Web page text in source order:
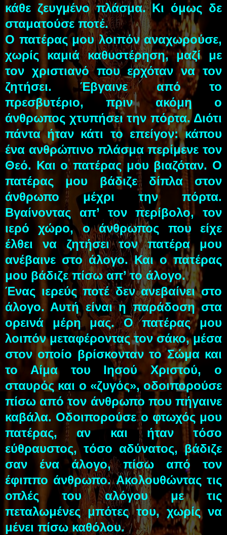
κάθε ζευγμένο πλάσμα. Κι όμως δε
σταματούσε ποτέ.
Ο πατέρας μου λοιπόν αναχωρούσε,
χωρίς καμιά καθυστέρηση, μαζί με
τον χριστιανό που ερχόταν να τον
ζητήσει. Έβγαινε από το
πρεσβυτέριο, πριν ακόμη ο
άνθρωπος χτυπήσει την πόρτα. Διότι
πάντα ήταν κάτι το επείγον: κάπου
ένα ανθρώπινο πλάσμα περίμενε τον
Θεό. Και ο πατέρας μου βιαζόταν. Ο
πατέρας μου βάδιζε δίπλα στον
άνθρωπο μέχρι την πόρτα.
Βγαίνοντας απ’ τον περίβολο, τον
ιερό χώρο, ο άνθρωπος που είχε
έλθει να ζητήσει τον πατέρα μου
ανέβαινε στο άλογο. Και ο πατέρας
μου βάδιζε πίσω απ’ το άλογο.
Ένας ιερεύς ποτέ δεν ανεβαίνει στο
άλογο. Αυτή είναι η παράδοση στα
ορεινά μέρη μας. Ο πατέρας μου
λοιπόν μεταφέροντας τον σάκο, μέσα
στον οποίο βρίσκονταν το Σώμα και
το Αίμα του Ιησού Χριστού, ο
σταυρός και ο «ζυγός», οδοιπορούσε
πίσω από τον άνθρωπο που πήγαινε
καβάλα. Οδοιπορούσε ο φτωχός μου
πατέρας, αν και ήταν τόσο
εύθραυστος, τόσο αδύνατος, βάδιζε
σαν ένα άλογο, πίσω από τον
έφιππο άνθρωπο. Ακολουθώντας τις
οπλές του αλόγου με τις
πεταλωμένες μπότες του, χωρίς να
μένει πίσω καθόλου.